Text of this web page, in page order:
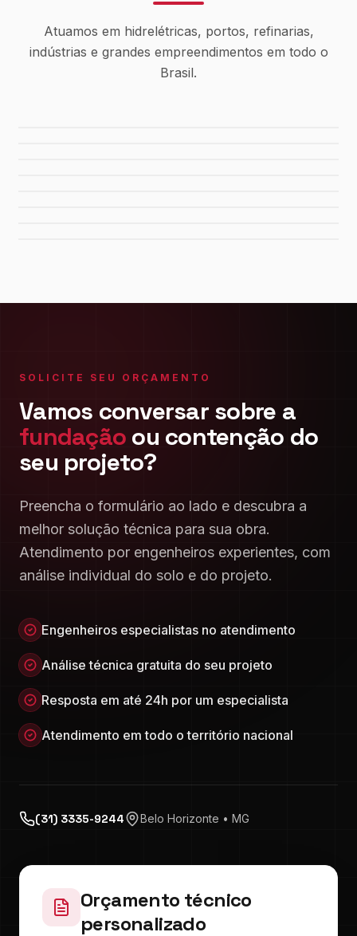
Atuamos em hidrelétricas, portos, refinarias,
indústrias e grandes empreendimentos em todo o
Brasil.
SOLICITE SEU ORÇAMENTO
Vamos conversar sobre a
fundação ou contenção do
seu projeto?
Preencha o formulário ao lado e descubra a
melhor solução técnica para sua obra.
Atendimento por engenheiros experientes, com
análise individual do solo e do projeto.
Engenheiros especialistas no atendimento
Análise técnica gratuita do seu projeto
Resposta em até 24h por um especialista
Atendimento em todo o território nacional
(31) 3335-9244 Belo Horizonte • MG
Orçamento técnico
personalizado